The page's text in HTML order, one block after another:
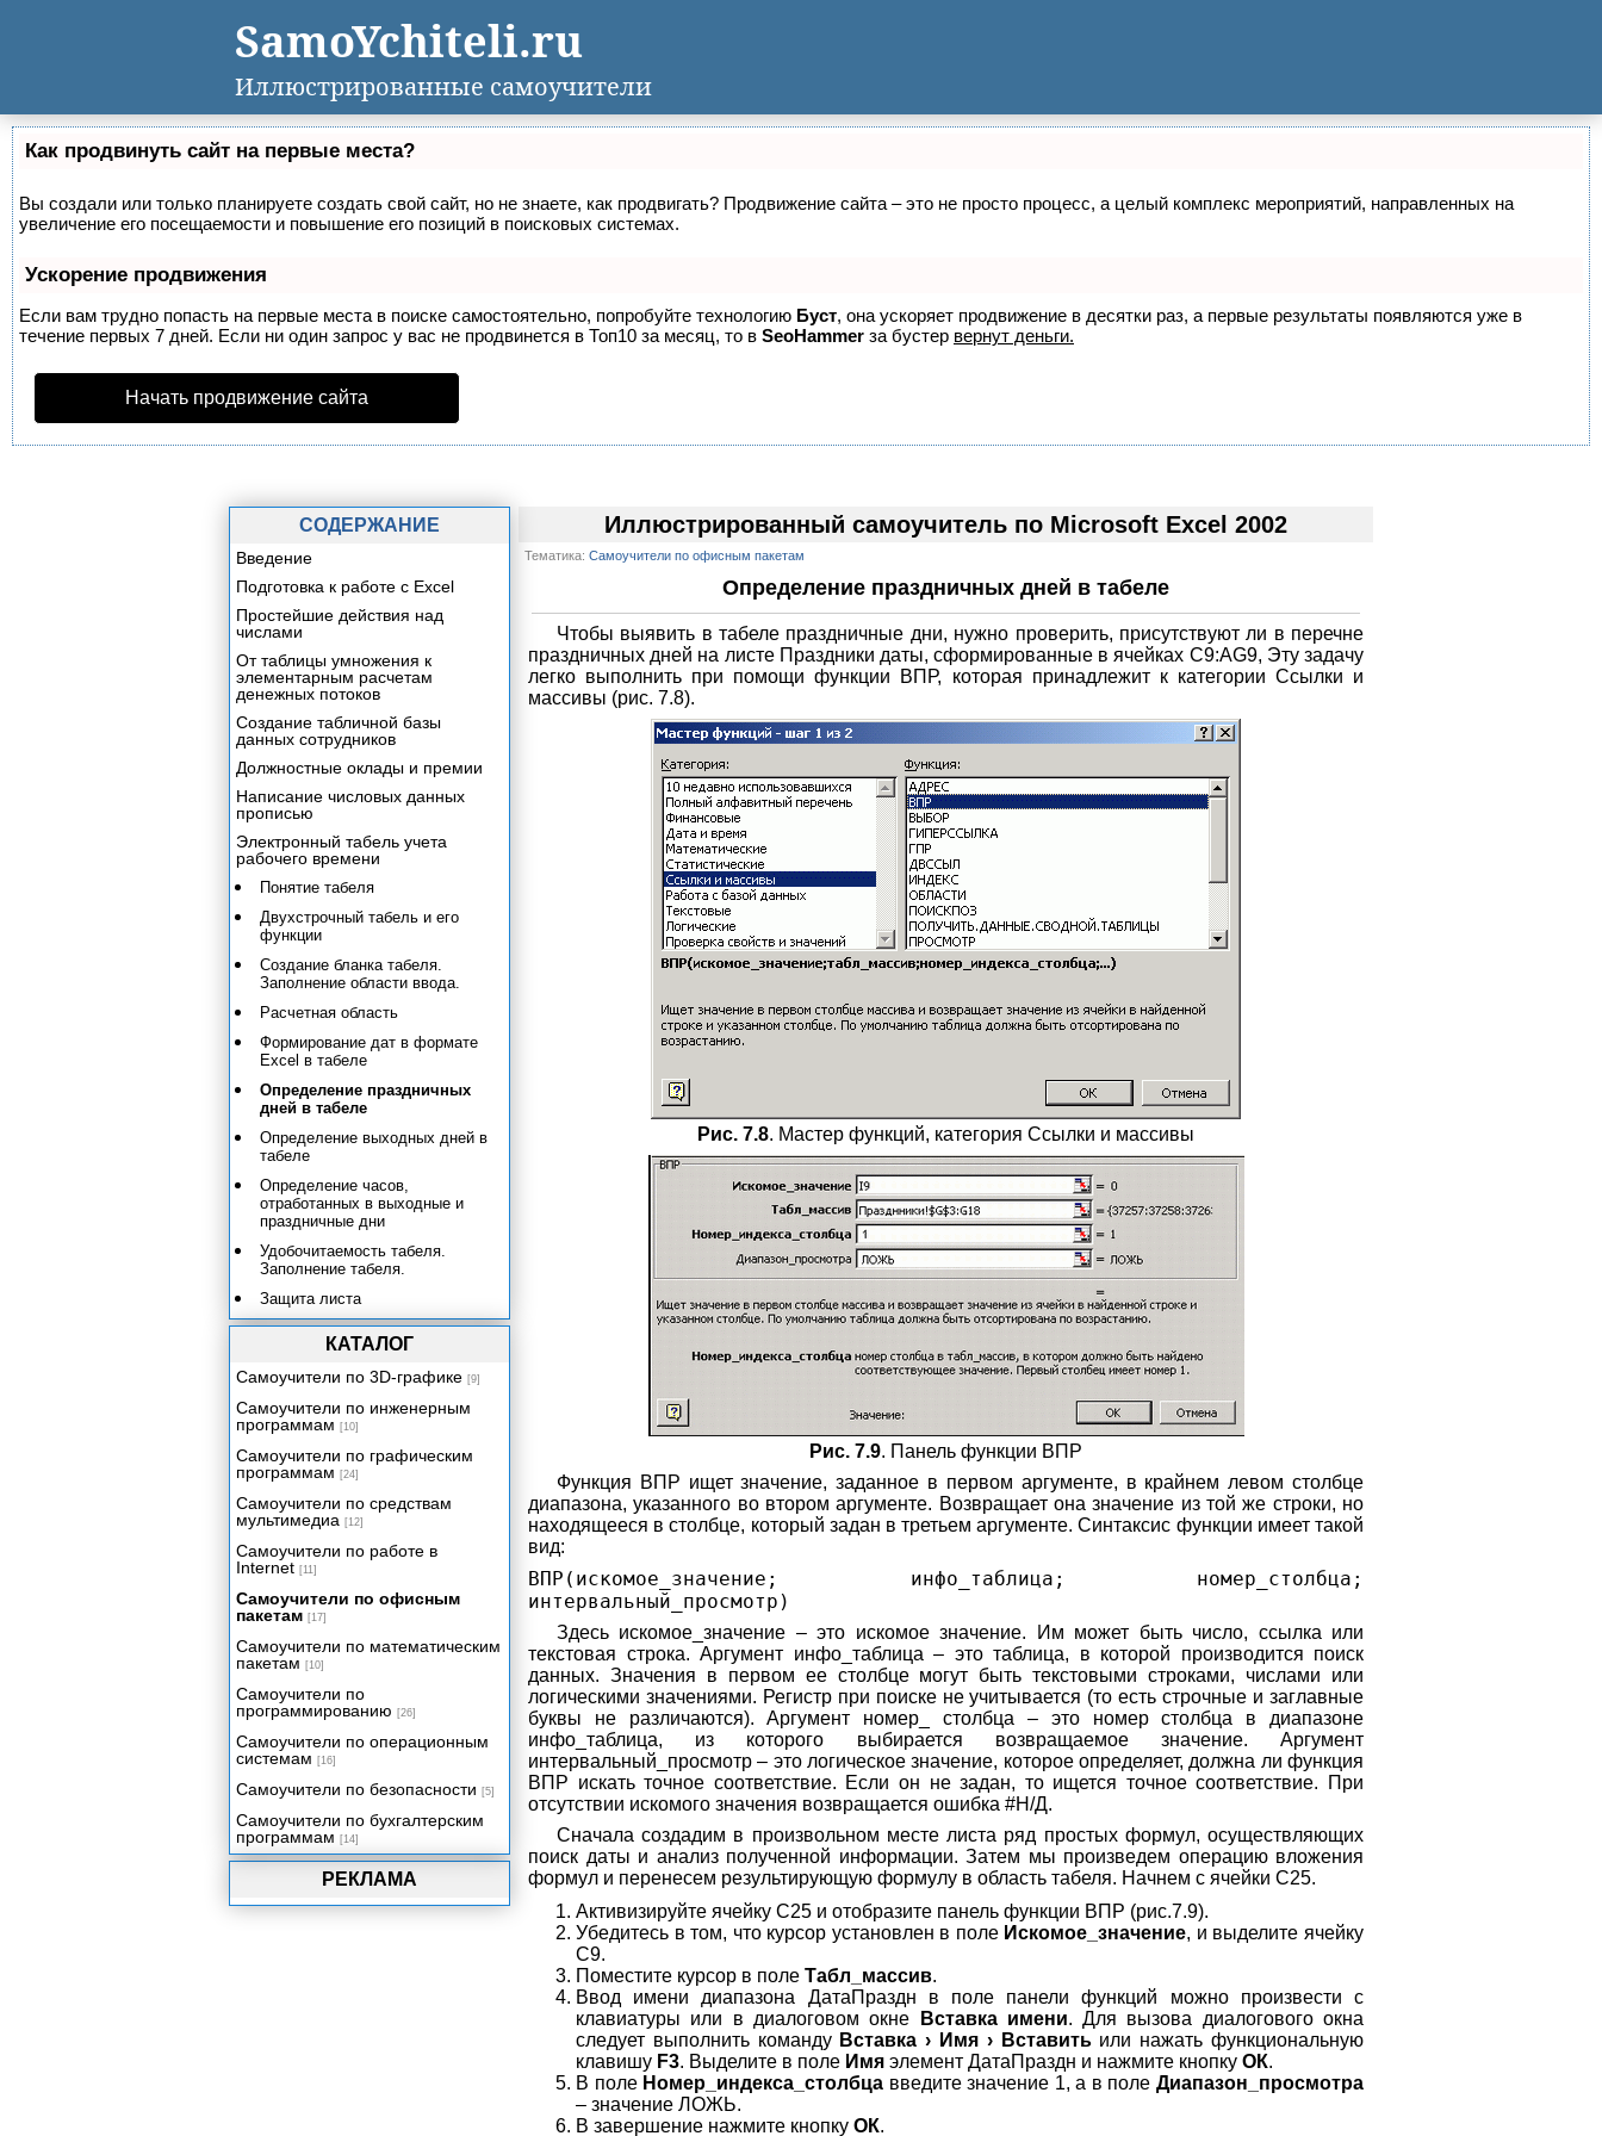
Как продвинуть сайт на первые места?
Вы создали или только планируете создать свой сайт, но не знаете, как продвигать? Продвижение сайта – это не просто процесс, а целый комплекс мероприятий, направленных на
увеличение его посещаемости и повышение его позиций в поисковых системах.
Ускорение продвижения
Если вам трудно попасть на первые места в поиске самостоятельно, попробуйте технологию Буст, она ускоряет продвижение в десятки раз, а первые результаты появляются уже в
течение первых 7 дней. Если ни один запрос у вас не продвинется в Топ10 за месяц, то в SeoHammer за бустер вернут деньги.
Начать продвижение сайта
Иллюстрированный самоучитель по Microsoft Excel 2002
Тематика: Самоучители по офисным пакетам
Определение праздничных дней в табеле
Чтобы выявить в табеле праздничные дни, нужно проверить, присутствуют ли в перечне
праздничных дней на листе Праздники даты, сформированные в ячейках C9:AG9, Эту задачу
легко выполнить при помощи функции ВПР, которая принадлежит к категории Ссылки и
массивы (рис. 7.8).
Рис. 7.8. Macтер функций, категория Ссылки и массивы
Рис. 7.9. Панель функции ВПР
Функция ВПР ищет значение, заданное в первом аргументе, в крайнем левом столбце
диапазона, указанного во втором аргументе. Возвращает она значение из той же строки, но
находящееся в столбце, который задан в третьем аргументе. Синтаксис функции имеет такой
вид:
ВПР(искомое_значение; инфо_таблица; номер_столбца;
интервальный_просмотр)
Здесь искомое_значение – это искомое значение. Им может быть число, ссылка или
текстовая строка. Аргумент инфо_таблица – это таблица, в которой производится поиск
данных. Значения в первом ее столбце могут быть текстовыми строками, числами или
логическими значениями. Регистр при поиске не учитывается (то есть строчные и заглавные
буквы не различаются). Аргумент номер_ столбца – это номер столбца в диапазоне
инфо_таблица, из которого выбирается возвращаемое значение. Аргумент
интервальный_просмотр – это логическое значение, которое определяет, должна ли функция
ВПР искать точное соответствие. Если он не задан, то ищется точное соответствие. При
отсутствии искомого значения возвращается ошибка #H/Д.
Сначала создадим в произвольном месте листа ряд простых формул, осуществляющих
поиск даты и анализ полученной информации. Затем мы произведем операцию вложения
формул и перенесем результирующую формулу в область табеля. Начнем с ячейки С25.
Активизируйте ячейку С25 и отобразите панель функции ВПР (рис.7.9).
Убедитесь в том, что курсор установлен в поле Искомое_значение, и выделите ячейку
С9.
Поместите курсор в поле Табл_массив.
Ввод имени диапазона ДатаПраздн в поле панели функций можно произвести с
клавиатуры или в диалоговом окне
Вставка имени. Для вызова диалогового окна
следует выполнить команду Вставка › Имя › Вставитьили нажать функциональную
клавишу F3. Выделите в поле Имя элемент ДатаПраздн и нажмите кнопку ОК.
В поле Номер_индекса_столбца введите значение 1, а в полеДиапазон_просмотра
– значение ЛОЖЬ.
В завершение нажмите кнопку ОК.
РЕКЛАМА
СОДЕРЖАНИЕ
Введение
Подготовка к работе с Excel
Простейшие действия над
числами
От таблицы умножения к
элементарным расчетам
денежных потоков
Создание табличной базы
данных сотрудников
Должностные оклады и премии
Написание числовых данных
прописью
Электронный табель учета
рабочего времени
Понятие табеля
Двухстрочный табель и его
функции
Создание бланка табеля.
Заполнение области ввода.
Расчетная область
Формирование дат в формате
Excel в табеле
Определение праздничных
дней в табеле
Определение выходных дней в
табеле
Определение часов,
отработанных в выходные и
праздничные дни
Удобочитаемость табеля.
Заполнение табеля.
Защита листа
Однострочный табель
количества рабочих часов
Заполнение области ввода
Расчетная область
Учет и налогообложение доходов
физических лиц
Учет доходов и расходов в быту и
бизнесе
Функции рабочего листа
КАТАЛОГ
Самоучители по 3D-графике [9]
Самоучители по инженерным
программам [10]
Самоучители по графическим
программам [24]
Самоучители по средствам
мультимедиа [12]
Самоучители по работе в
Internet [11]
Самоучители по офисным
пакетам [17]
Самоучители по математическим
пакетам [10]
Самоучители по
программированию [26]
Самоучители по операционным
системам [16]
Самоучители по безопасности [5]
Самоучители по бухгалтерским
программам [14]
SamoYchiteli.ru
Иллюстрированные самоучители